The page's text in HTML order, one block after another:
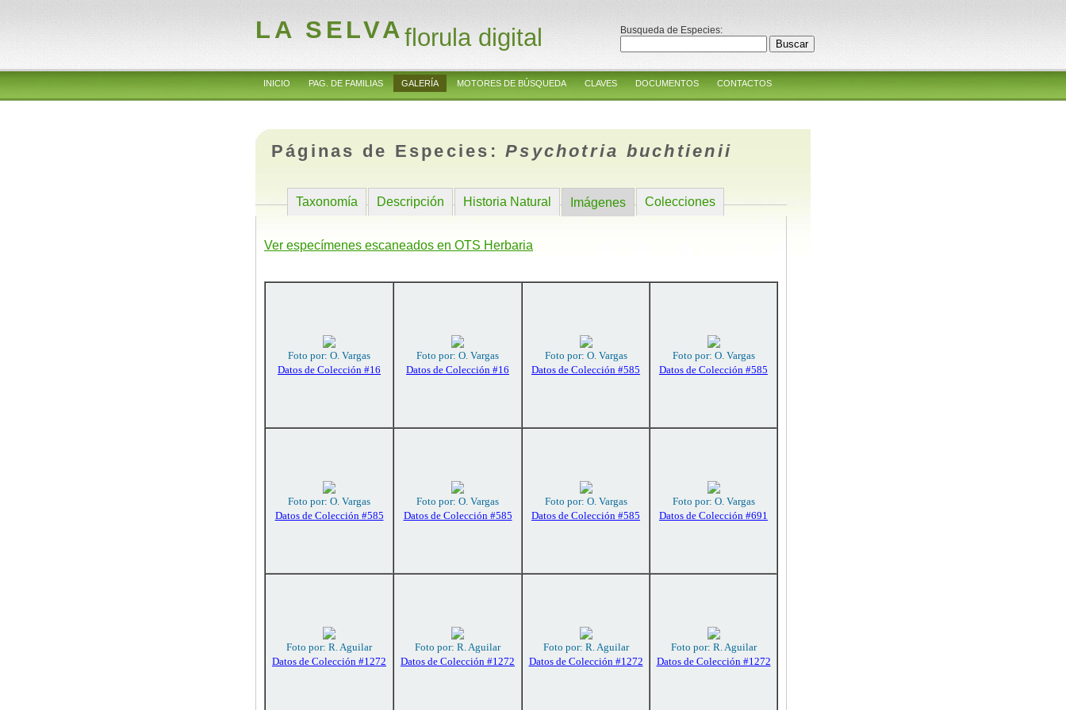
LA SELVAflorula digital Busqueda de Especies:
INICIO PAG. DE FAMILIAS GALERÍA MOTORES DE BÚSQUEDA CLAVES DOCUMENTOS CONTACTOS
Páginas de Especies:Psychotria buchtienii
Taxonomía Descripción Historia Natural Imágenes Colecciones
Ver especímenes escaneados en OTS Herbaria
Foto por: O. Vargas
Datos de Colección #16
Foto por: O. Vargas
Datos de Colección #16
Foto por: O. Vargas
Datos de Colección #585
Foto por: O. Vargas
Datos de Colección #585
Foto por: O. Vargas
Datos de Colección #585
Foto por: O. Vargas
Datos de Colección #585
Foto por: O. Vargas
Datos de Colección #585
Foto por: O. Vargas
Datos de Colección #691
Foto por: R. Aguilar
Datos de Colección #1272
Foto por: R. Aguilar
Datos de Colección #1272
Foto por: R. Aguilar
Datos de Colección #1272
Foto por: R. Aguilar
Datos de Colección #1272